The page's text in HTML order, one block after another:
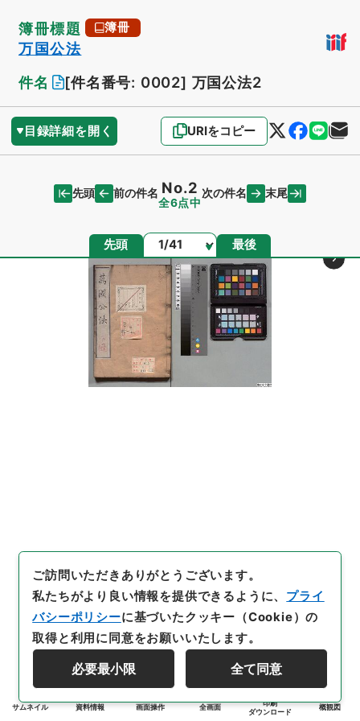
簿冊標題 簿冊
万国公法
件名
[件名番号: 0002] 万国公法2
目録詳細を開く URIをコピー
先頭 前の件名 No.2
全6点中
次の件名 末尾
先頭 ページ 最後
サムネイル 資料情報 画面操作 全画面
印刷
ダウンロード
概観図
ご訪問いただきありがとうございます。
私たちがより良い情報を提供できるように、 プライ
バシーポリシーに基づいたクッキー（Cookie）の
取得と利用に同意をお願いいたします。
必要最小限 全て同意